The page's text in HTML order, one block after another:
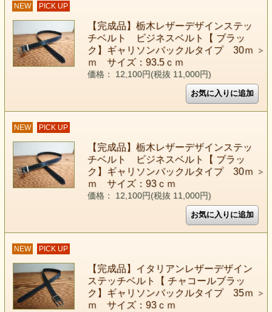
NEW PICK UP
【完成品】栃木レザーデザインステッ
チベルト ビジネスベルト【 ブラッ
ク】ギャリソンバックルタイプ 30ｍ
ｍ サイズ：93.5ｃｍ
価格： 12,100円(税抜 11,000円)
NEW PICK UP
【完成品】栃木レザーデザインステッ
チベルト ビジネスベルト【 ブラッ
ク】ギャリソンバックルタイプ 30ｍ
ｍ サイズ：93ｃｍ
価格： 12,100円(税抜 11,000円)
NEW PICK UP
【完成品】イタリアンレザーデザイン
ステッチベルト【 チャコールブラッ
ク】ギャリソンバックルタイプ 35ｍ
ｍ サイズ：93ｃｍ